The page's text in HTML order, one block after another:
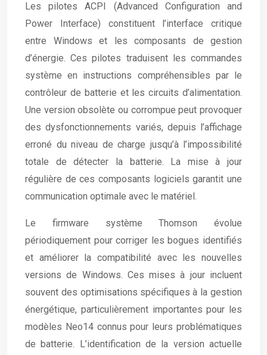
Les pilotes ACPI (Advanced Configuration and
Power Interface) constituent l’interface critique
entre Windows et les composants de gestion
d’énergie. Ces pilotes traduisent les commandes
système en instructions compréhensibles par le
contrôleur de batterie et les circuits d’alimentation.
Une version obsolète ou corrompue peut provoquer
des dysfonctionnements variés, depuis l’affichage
erroné du niveau de charge jusqu’à l’impossibilité
totale de détecter la batterie. La mise à jour
régulière de ces composants logiciels garantit une
communication optimale avec le matériel.
Le firmware système Thomson évolue
périodiquement pour corriger les bogues identifiés
et améliorer la compatibilité avec les nouvelles
versions de Windows. Ces mises à jour incluent
souvent des optimisations spécifiques à la gestion
énergétique, particulièrement importantes pour les
modèles Neo14 connus pour leurs problématiques
de batterie. L’identification de la version actuelle